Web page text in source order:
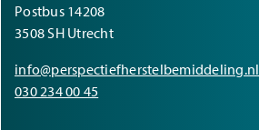
Postbus 14208
3508 SH Utrecht
info@perspectiefherstelbemiddeling.nl
030 234 00 45